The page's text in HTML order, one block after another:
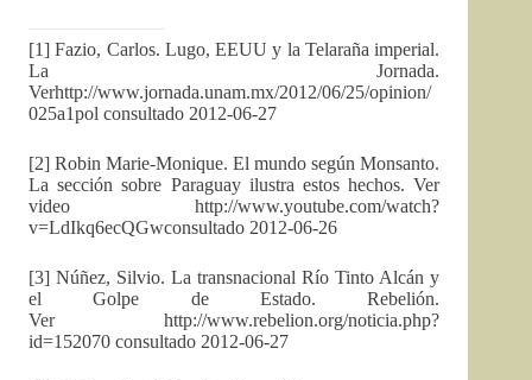
[1] Fazio, Carlos. Lugo, EEUU y la Telaraña imperial.
La Jornada.
Verhttp://www.jornada.unam.mx/2012/06/25/opinion/
025a1pol consultado 2012-06-27
[2] Robin Marie-Monique. El mundo según Monsanto.
La sección sobre Paraguay ilustra estos hechos. Ver
video http://www.youtube.com/watch?
v=LdIkq6ecQGwconsultado 2012-06-26
[3] Núñez, Silvio. La transnacional Río Tinto Alcán y
el Golpe de Estado. Rebelión.
Ver http://www.rebelion.org/noticia.php?
id=152070 consultado 2012-06-27